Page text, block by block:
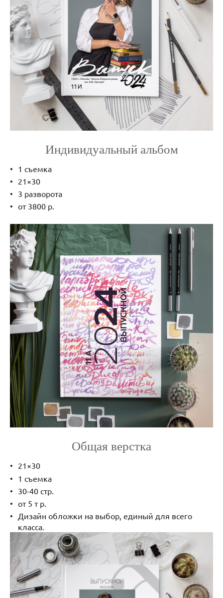
Индивидуальный альбом
1 съемка
21×30
3 разворота
от 3800 р.
Общая верстка
21×30
1 съемка
30-40 стр.
от 5 т р.
Дизайн обложки на выбор, единый для всего
класса.